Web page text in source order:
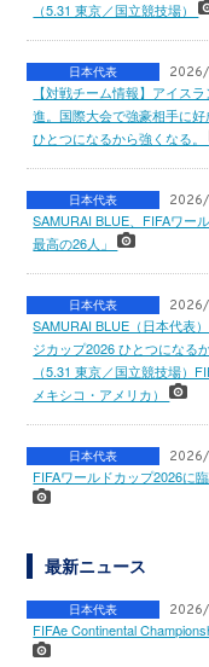
（5.31 東京／国立競技場）
日本代表
【対戦チーム情報】アイス
進。国際大会で強豪相手に
ひとつになるから強くなる。
日本代表
SAMURAI BLUE、FIFAワー
最高の26人」
日本代表
SAMURAI BLUE（日本代表
ジカップ2026 ひとつになる
（5.31 東京／国立競技場）
メキシコ・アメリカ）
日本代表
FIFAワールドカップ2026に
最新ニュース
日本代表
FIFAe Continental